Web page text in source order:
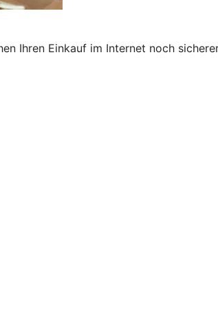
Ihren Einkauf im Internet noch